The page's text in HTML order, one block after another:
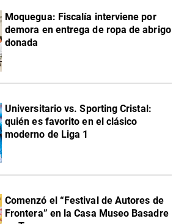
Moquegua: Fiscalía interviene por
demora en entrega de ropa de abrigo
donada
Universitario vs. Sporting Cristal:
quién es favorito en el clásico
moderno de Liga 1
Comenzó el “Festival de Autores de
Frontera” en la Casa Museo Basadre